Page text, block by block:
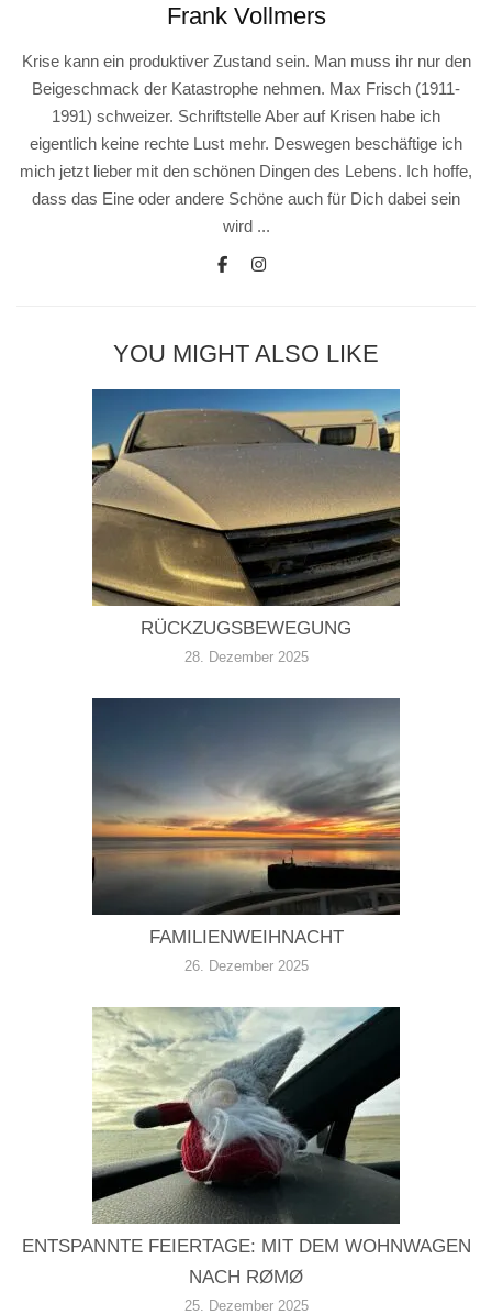
Frank Vollmers
Krise kann ein produktiver Zustand sein. Man muss ihr nur den
Beigeschmack der Katastrophe nehmen. Max Frisch (1911-
1991) schweizer. Schriftstelle Aber auf Krisen habe ich
eigentlich keine rechte Lust mehr. Deswegen beschäftige ich
mich jetzt lieber mit den schönen Dingen des Lebens. Ich hoffe,
dass das Eine oder andere Schöne auch für Dich dabei sein
wird ...
YOU MIGHT ALSO LIKE
RÜCKZUGSBEWEGUNG
28. Dezember 2025
FAMILIENWEIHNACHT
26. Dezember 2025
ENTSPANNTE FEIERTAGE: MIT DEM WOHNWAGEN
NACH RØMØ
25. Dezember 2025